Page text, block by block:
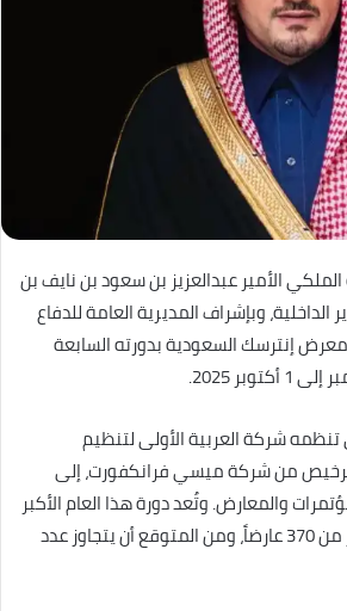
الأمير عبدالعزيز بن سعود بن نايف بن
وبإشراف المديرية العامة للدفاع
إنترسك السعودية بدورته السابعة
شركة العربية الأولى لتنظيم
من شركة ميسي فرانكفورت، إلى
والمعارض. وتُعد دورة هذا العام الأكبر
حتى الآن، بمشاركة أكثر من 370 عارضاً، ومن المتوقع أن يتجاوز عدد